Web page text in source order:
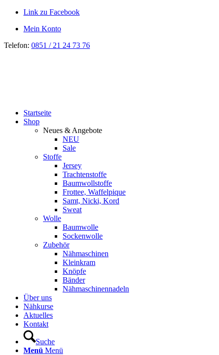
Link zu Facebook
Mein Konto
Telefon: 0851 / 21 24 73 76
Startseite
Shop
Neues & Angebote
NEU
Sale
Stoffe
Jersey
Trachtenstoffe
Baumwollstoffe
Frottee, Waffelpique
Samt, Nicki, Kord
Sweat
Wolle
Baumwolle
Sockenwolle
Zubehör
Nähmaschinen
Kleinkram
Knöpfe
Bänder
Nähmaschinennadeln
Über uns
Nähkurse
Aktuelles
Kontakt
Suche
Menü Menü